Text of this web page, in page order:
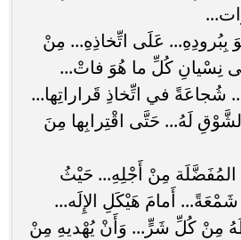
بِبُرودِهِ... عَلَى اتِّخاذِهِ... مِنْ
نِسْيانِ كُلِّ ما هُوَ فاتْ...
شُجاعَةً في اتِّخاذِ قَراراتِها...
لَهُ... حَتَّى اقْتِرابِها مِنَ
مِنْ أَجْلِهِ... حَيْثُ
أَمامَ هَيْكَلِ الإِلَه...
مِنْ كُلِّ شَرٍّ... وَأَنْ يُهْديهِ مِنْ